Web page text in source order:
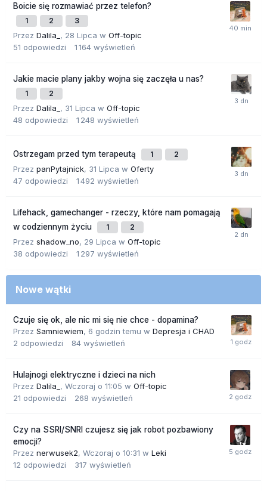
Boicie się rozmawiać przez telefon?
1 2 3
Przez Dalila_ , 28 Lipca w Off-topic
51 odpowiedzi 1 164 wyświetleń
Jakie macie plany jakby wojna się zaczęła u nas?
1 2
Przez Dalila_ , 31 Lipca w Off-topic
48 odpowiedzi 1 248 wyświetleń
Ostrzegam przed tym terapeutą 1 2
Przez panPytajnick, 31 Lipca w Oferty
47 odpowiedzi 1 492 wyświetleń
Lifehack, gamechanger - rzeczy, które nam pomagają
w codziennym życiu
1 2
Przez shadow_no, 29 Lipca w Off-topic
38 odpowiedzi 1 297 wyświetleń
Nowe wątki
Czuje się ok, ale nic mi się nie chce - dopamina?
Przez Samniewiem, 6 godzin temu w Depresja i CHAD
2 odpowiedzi 84 wyświetleń
Hulajnogi elektryczne i dzieci na nich
Przez Dalila_ , Wczoraj o 11:05 w Off-topic
21 odpowiedzi 268 wyświetleń
Czy na SSRI/SNRI czujesz się jak robot pozbawiony
emocji?
Przez nerwusek2, Wczoraj o 10:31 w Leki
12 odpowiedzi 317 wyświetleń